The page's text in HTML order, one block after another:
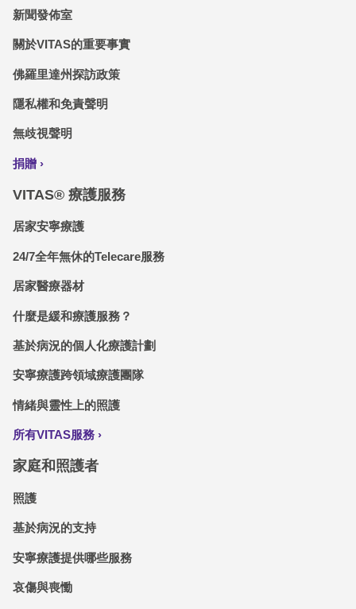
新聞發佈室
關於VITAS的重要事實
佛羅里達州探訪政策
隱私權和免責聲明
無歧視聲明
捐贈
VITAS® 療護服務
居家安寧療護
24/7全年無休的Telecare服務
居家醫療器材
什麼是緩和療護服務？
基於病況的個人化療護計劃
安寧療護跨領域療護團隊
情緒與靈性上的照護
所有VITAS服務
家庭和照護者
照護
基於病況的支持
安寧療護提供哪些服務
哀傷與喪慟